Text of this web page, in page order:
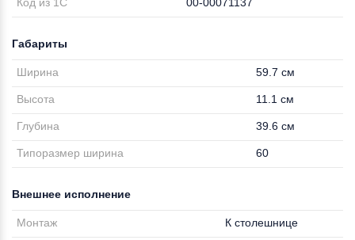
Габариты
Ширина 59.7 см
Высота 11.1 см
Глубина 39.6 см
Типоразмер ширина 60
Внешнее исполнение
Монтаж К столешнице